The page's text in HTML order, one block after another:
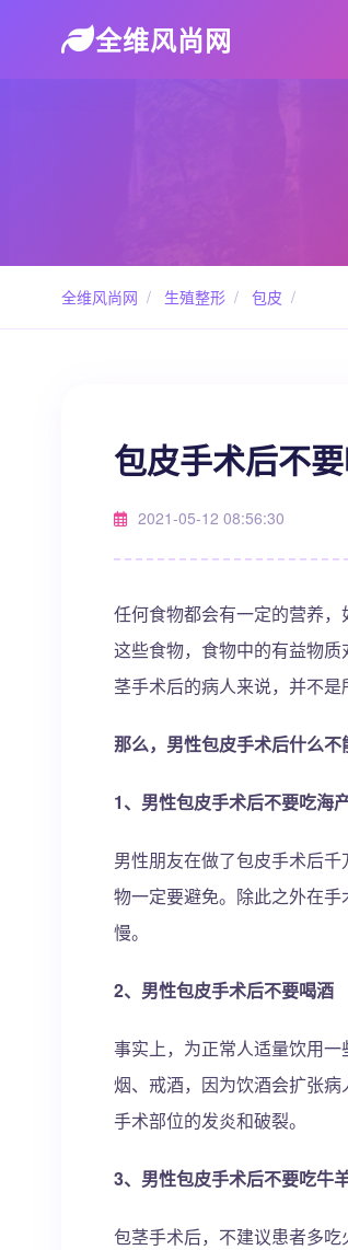
全维风尚网
全维风尚网 / 生殖整形 / 包皮 /
包皮手术后不
2021-05-12 08:56:30
任何食物都会有一定的营养
这些食物，食物中的有益物
茎手术后的病人来说，并不是
那么，男性包皮手术后什么不
1、男性包皮手术后不要吃海
男性朋友在做了包皮手术后
物一定要避免。除此之外在
慢。
2、男性包皮手术后不要喝酒
事实上，为正常人适量饮用
烟、戒酒，因为饮酒会扩张
手术部位的发炎和破裂。
3、男性包皮手术后不要吃牛
包茎手术后，不建议患者多